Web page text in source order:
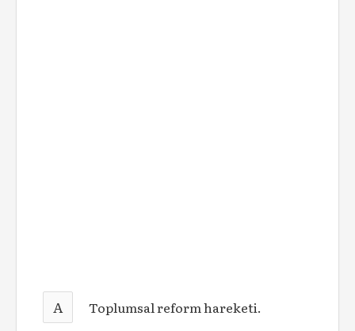
A Toplumsal reform hareketi.